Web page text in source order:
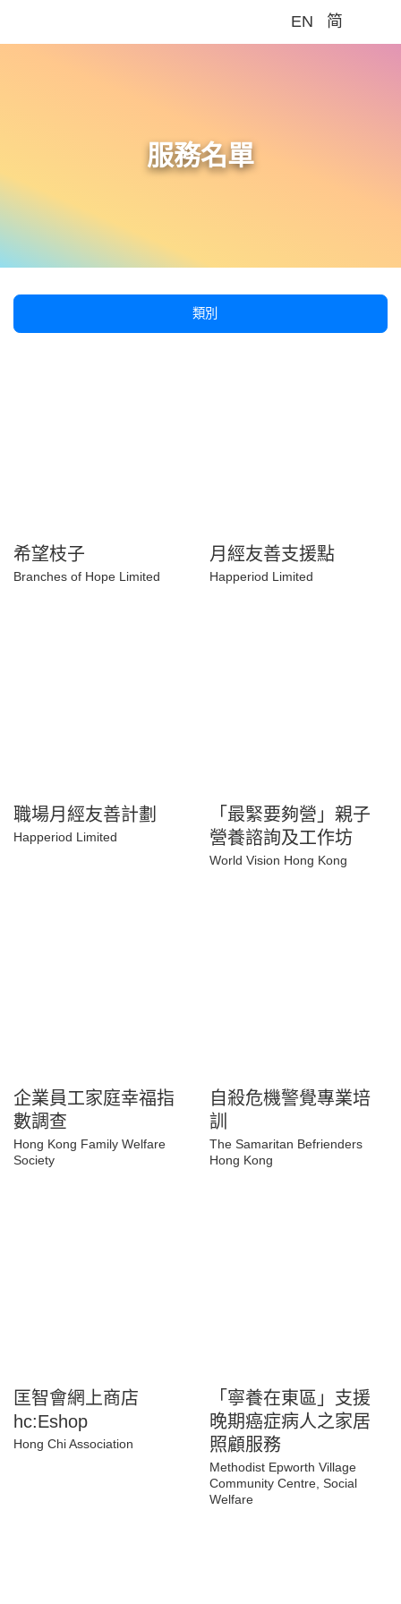
EN 简
類別
希望枝子
Branches of Hope Limited
月經友善支援點
Happeriod Limited
職場月經友善計劃
Happeriod Limited
「最緊要夠營」親子
營養諮詢及工作坊
World Vision Hong Kong
企業員工家庭幸福指
數調查
Hong Kong Family Welfare
Society
自殺危機警覺專業培
訓
The Samaritan Befrienders
Hong Kong
匡智會網上商店
hc:Eshop
Hong Chi Association
「寧養在東區」支援
晚期癌症病人之家居
照顧服務
Methodist Epworth Village
Community Centre, Social
Welfare